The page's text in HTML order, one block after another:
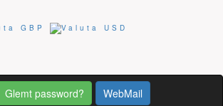
Glemt password? WebMail